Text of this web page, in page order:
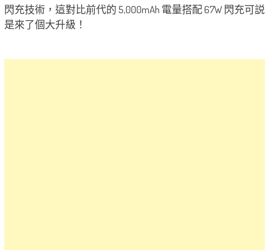
閃充技術，這對比前代的 5,000mAh 電量搭配 67W 閃充可説
是來了個大升級！